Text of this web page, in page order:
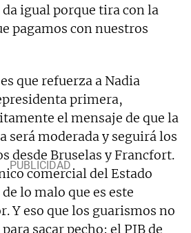
igual porque tira con la
pagamos con nuestros
que refuerza a Nadia
primera,
el mensaje de que la
será moderada y seguirá los
desde Bruselas y Francfort.
comercial del Estado
lo malo que es este
Y eso que los guarismos no
sacar pecho: el PIB de